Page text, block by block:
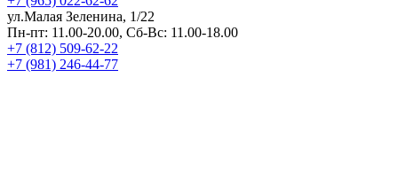
ул.Малая Зеленина, 1/22
Пн-пт: 11.00-20.00, Сб-Вс: 11.00-18.00
+7 (812) 509-62-22
+7 (981) 246-44-77